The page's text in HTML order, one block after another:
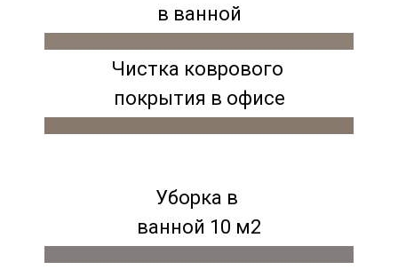
в ванной
Чистка коврового
покрытия в офисе
Уборка в
ванной 10 м2